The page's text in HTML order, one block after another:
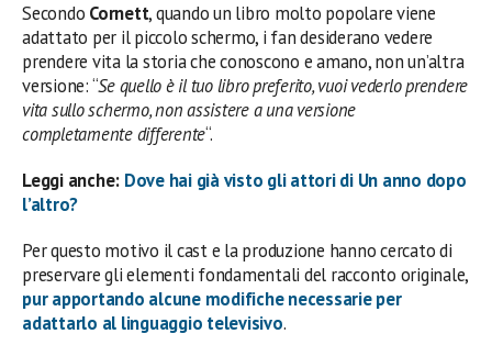
Secondo Cornett, quando un libro molto popolare viene
adattato per il piccolo schermo, i fan desiderano vedere
prendere vita la storia che conoscono e amano, non un’altra
versione: “Se quello è il tuo libro preferito, vuoi vederlo prendere
vita sullo schermo, non assistere a una versione
completamente differente“.
Leggi anche: Dove hai già visto gli attori di Un anno dopo
l’altro?
Per questo motivo il cast e la produzione hanno cercato di
preservare gli elementi fondamentali del racconto originale,
pur apportando alcune modifiche necessarie per
adattarlo al linguaggio televisivo.